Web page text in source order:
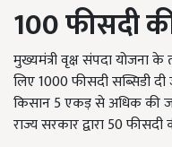
100फीसदी
मुख्यमंत्री वृक्ष संपदा योजना
लिए1000फीसदी सब्सिडी
किसान5एकड़ से अधिक की
राज्य सरकार द्वारा50फीसदी